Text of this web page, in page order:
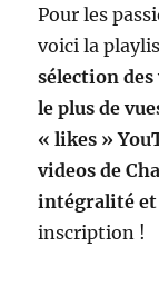
Pour les
voici la
sélection
le plus de
« likes »
videos de
intégralité
inscription !